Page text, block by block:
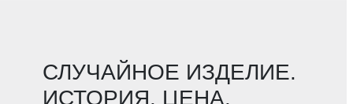
СЛУЧАЙНОЕ ИЗДЕЛИЕ.
ИСТОРИЯ. ЦЕНА.